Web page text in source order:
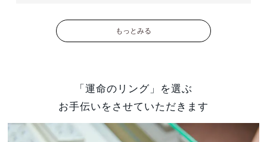
もっとみる
「運命のリング」を選ぶ
お手伝いをさせていただきます